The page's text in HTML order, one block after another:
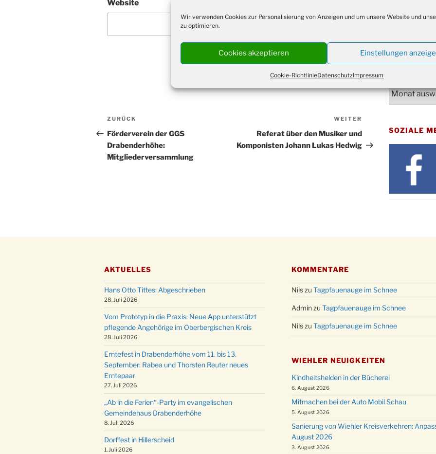
Wir verwenden Cookies zur Personalisierung von Anzeigen und um unsere Website und
zu optimieren.
Cookies akzeptieren Einstellungen
Cookie-RichtlinieDatenschutzImpressum
Website
Beitragsnavigation
Vorheriger
Beitrag
ZURÜCK
Förderverein der GGS
Drabenderhöhe:
Mitgliederversammlung
Beitrag
WEITER
Referat über den Musiker und
Komponisten Johann Lukas Hedwig
08.11.
17:00
15.11.
21.11.
10-12
am
19.12.
20.12.
24.12.
24.12.
18:00
Archiv
SOZIALE
AKTUELLES
Hans Otto Tittes: Abgeschrieben
28. Juli 2026
Vom Prototyp in die Praxis: Neue App unterstützt
pflegende Angehörige im Oberbergischen Kreis
28. Juli 2026
Erntefest in Drabenderhöhe vom 11. bis 13.
September: Rabea und Thorsten Reuter neues
Erntepaar
27. Juli 2026
„Ab in die Ferien“-Party im evangelischen
Gemeindehaus Drabenderhöhe
8. Juli 2026
Dorffest in Hillerscheid
1. Juli 2026
KOMMENTARE
Nilszu Tagpfauenauge im Schnee
Adminzu Tagpfauenauge im Schnee
Nilszu Tagpfauenauge im Schnee
WIEHLER NEUIGKEITEN
Kindheitshelden in der Bücherei
6. August 2026
Mitmachen bei der Auto Mobil Schau
5. August 2026
Sanierung von Wiehler Kreisverkehren:
August 2026
3. August 2026